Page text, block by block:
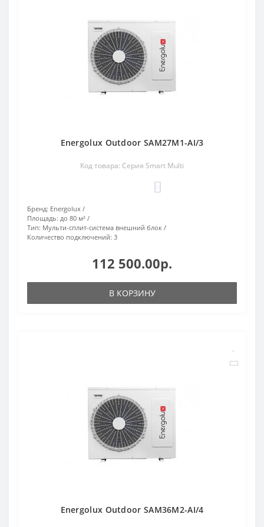
Energolux Outdoor SAM27M1-AI/3
Код товара: Серия Smart Multi
Бренд: Energolux
Площадь: до 80 м²
Тип: Мульти-сплит-система внешний блок
Количество подключений: 3
112 500.00р.
В КОРЗИНУ
Energolux Outdoor SAM36M2-AI/4